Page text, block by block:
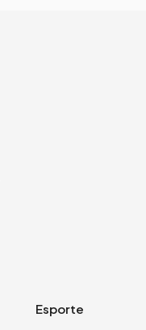
Esporte